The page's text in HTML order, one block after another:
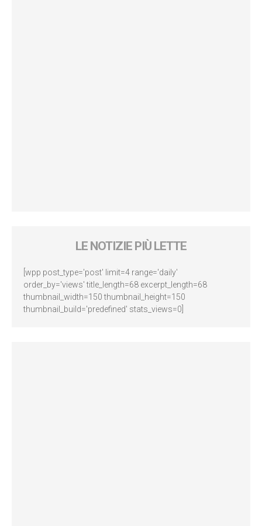
LE NOTIZIE PIÙ LETTE
[wpp post_type='post' limit=4 range='daily'
order_by='views' title_length=68 excerpt_length=68
thumbnail_width=150 thumbnail_height=150
thumbnail_build='predefined' stats_views=0]